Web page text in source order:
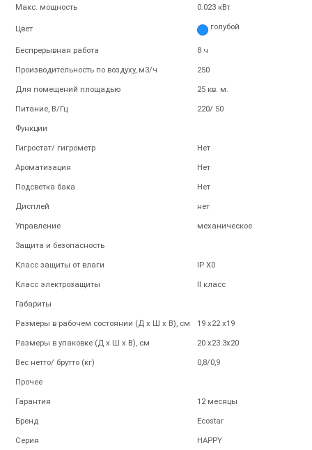
Макс. мощность 0.023 кВт
Цвет голубой
Беcпрерывная работа 8 ч
Производительность по воздуху, м3/ч 250
Для помещений площадью 25 кв. м.
Питание, В/Гц 220/ 50
Функции
Гигростат/ гигрометр Нет
Ароматизация Нет
Подсветка бака Нет
Дисплей нет
Управление механическое
Защита и безопасность
Класс защиты от влаги IP X0
Класс электрозащиты II класс
Габариты
Размеры в рабочем состоянии (Д х Ш х В), см 19 x22 x19
Размеры в упаковке (Д х Ш х В), см 20 x23.3x20
Вес нетто/ брутто (кг) 0,8/0,9
Прочее
Гарантия 12 месяцы
Бренд Ecostar
Серия HAPPY